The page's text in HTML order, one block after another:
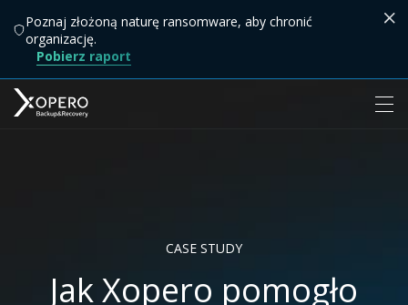
Poznaj złożoną naturę ransomware, aby chronić
organizację.
Pobierz raport
CASE STUDY
Jak Xopero pomogło